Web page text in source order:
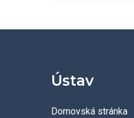
Ústav
Domovská stránka